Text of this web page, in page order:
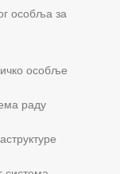
особља за
особље
раду